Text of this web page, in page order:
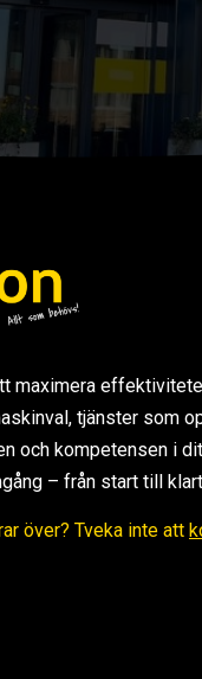
maximera
tjänster som
och kompetensen i
– från start till
över? Tveka inte att